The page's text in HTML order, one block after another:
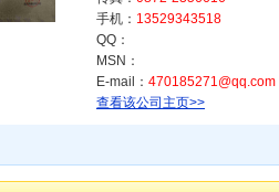
手机： 13529343518
QQ：
MSN：
E-mail： 470185271@qq.com
查看该公司主页>>